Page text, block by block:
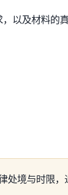
以及材料的
境与时限，